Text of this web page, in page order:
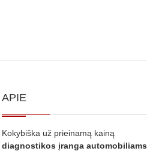
APIE
Kokybiška už prieinamą kainą
diagnostikos įranga automobiliams